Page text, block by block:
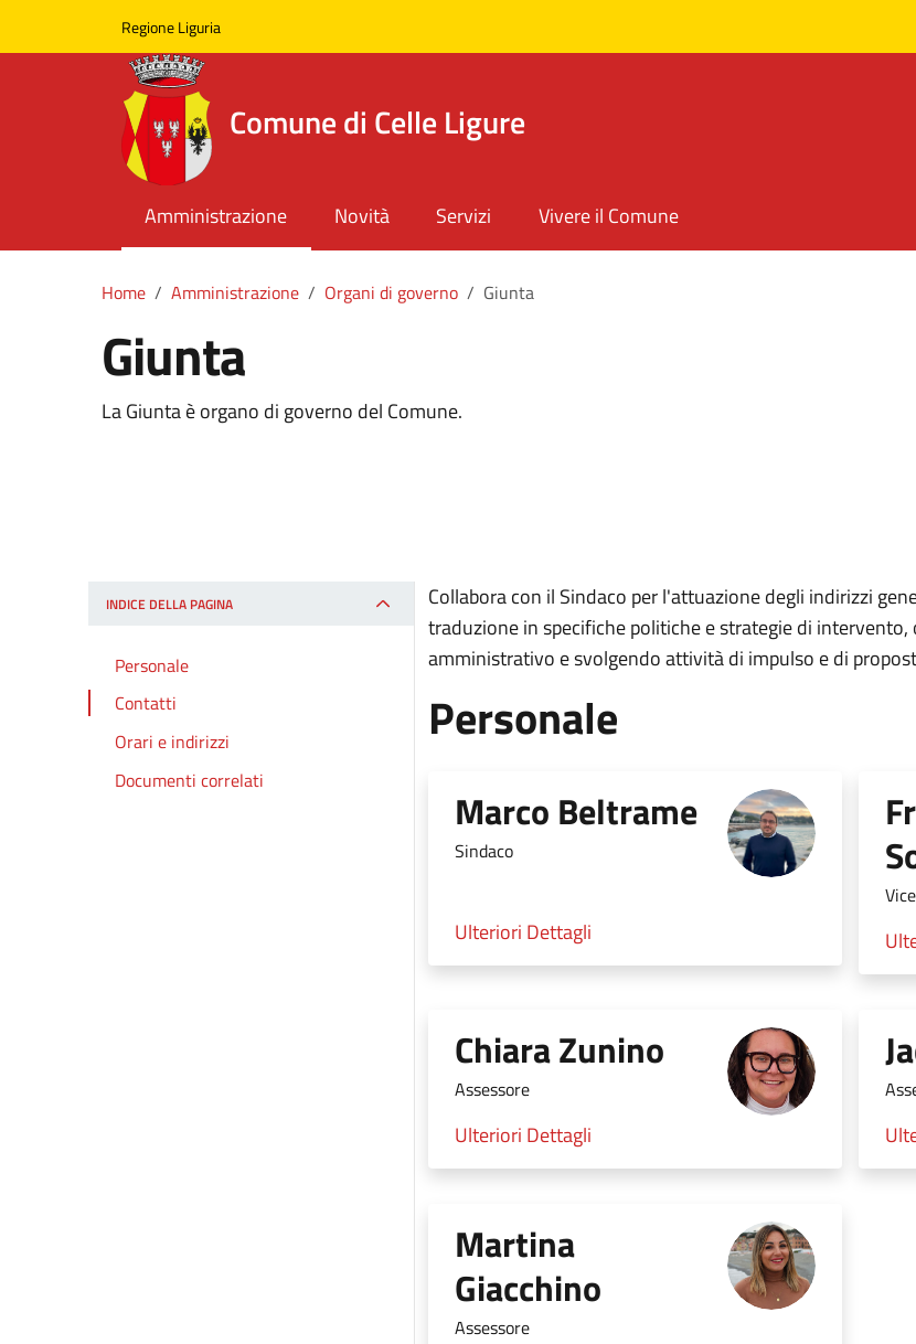
Regione Liguria
Comune di Celle Ligure
Amministrazione Novità Servizi Vivere il Comune
Home Amministrazione Organi di governo Giunta
Giunta
La Giunta è organo di governo del Comune.
INDICE DELLA PAGINA
Personale
Contatti
Orari e indirizzi
Documenti correlati
Collabora con il Sindaco per l'attuazione degli indirizzi
traduzione in specifiche politiche e strategie di
amministrativo e svolgendo attività di impulso e di
Personale
Marco Beltrame
Sindaco
Ulteriori Dettagli
Chiara Zunino
Assessore
Ulteriori Dettagli
Martina
Giacchino
Assessore